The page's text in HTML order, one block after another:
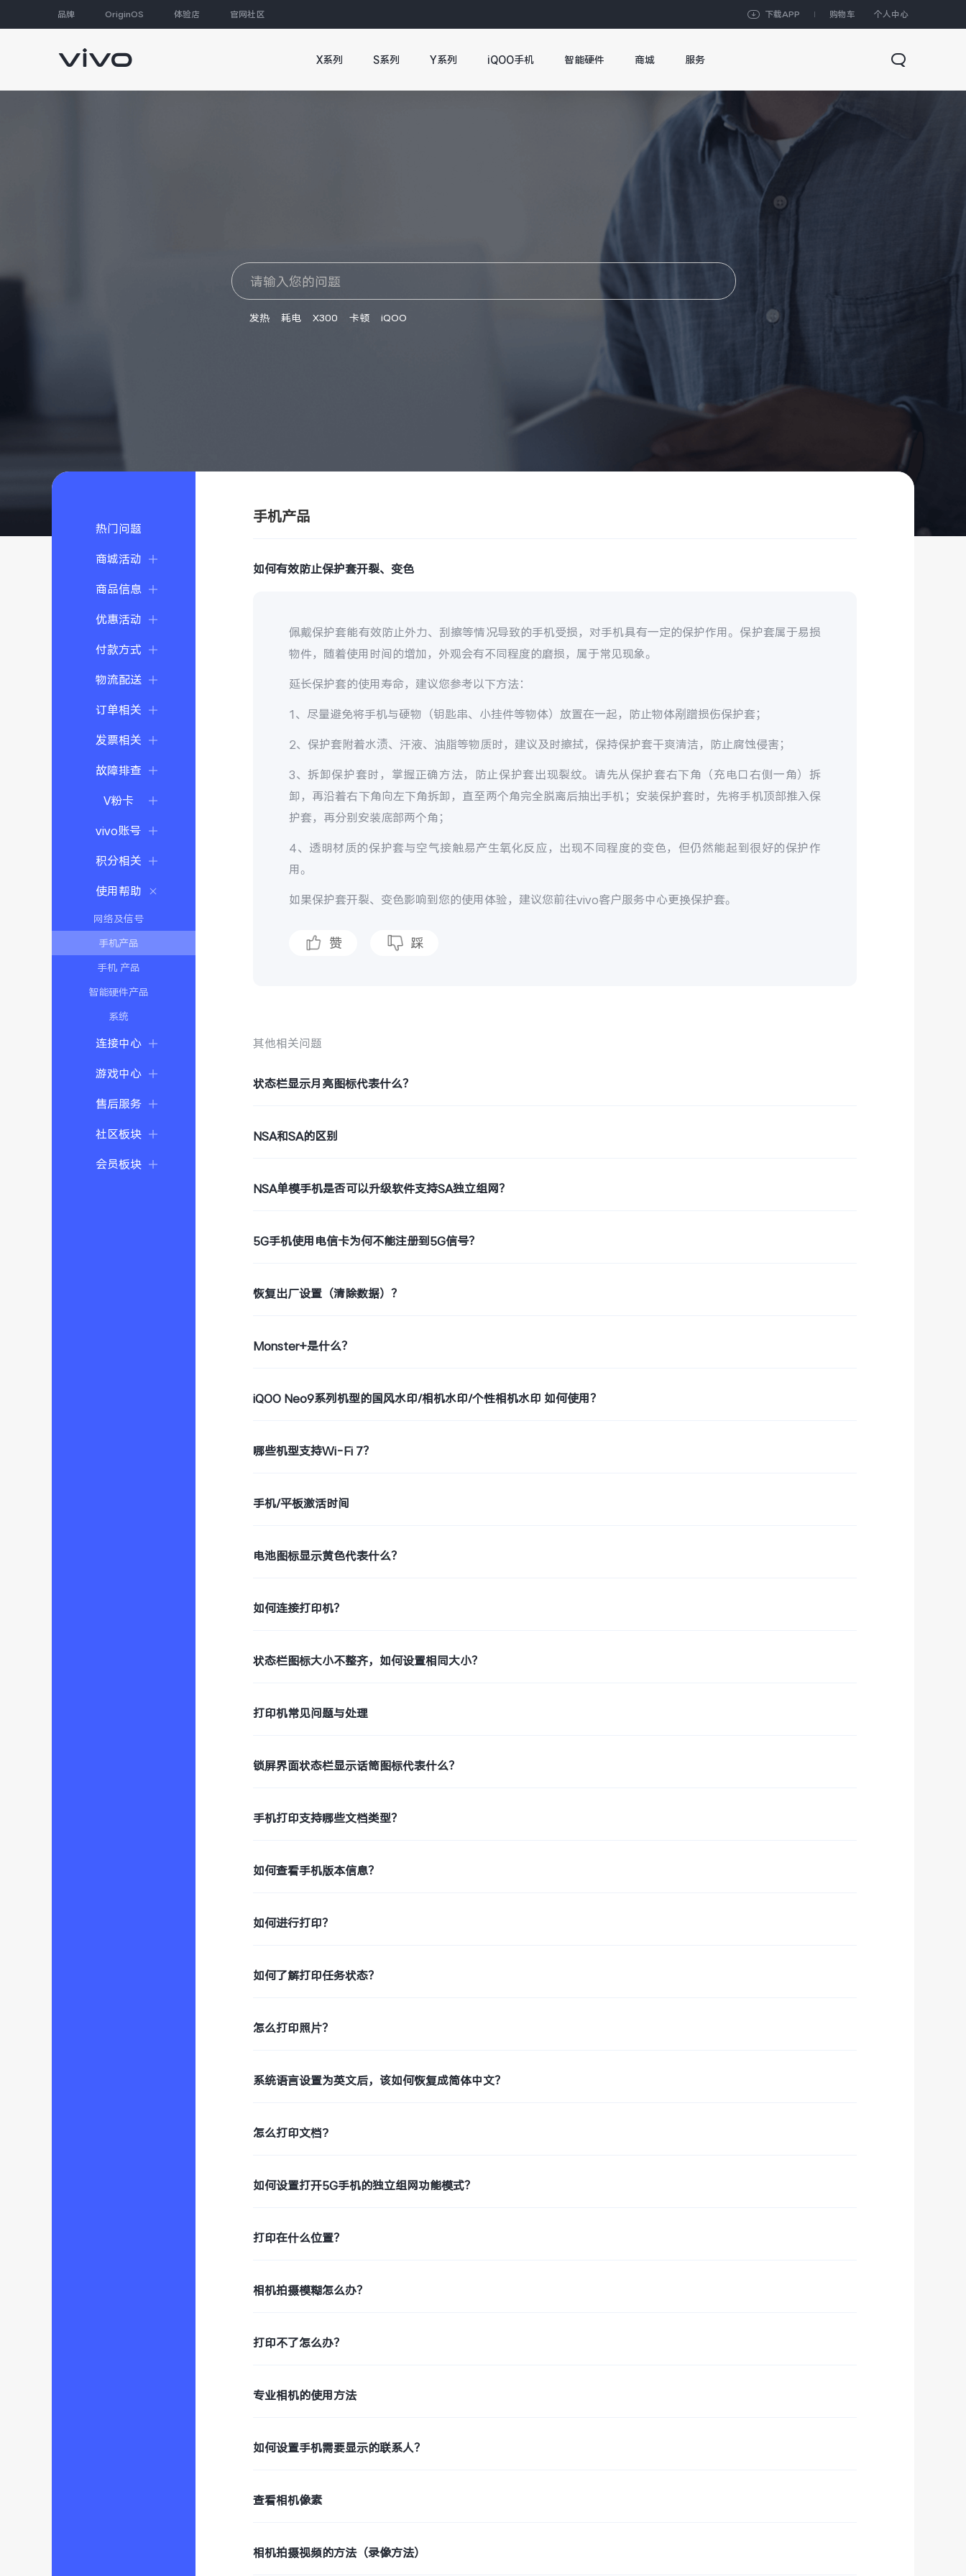
品牌 OriginOS 体验店 官网社区 下载APP 购物车 个人中心
X系列 S系列 Y系列 iQOO手机 智能硬件 商城 服务
发热 耗电 X300 卡顿 iQOO
热门问题
商城活动
商品信息
优惠活动
付款方式
物流配送
订单相关
发票相关
故障排查
V粉卡
vivo账号
积分相关
使用帮助
网络及信号
手机产品
手机 产品
智能硬件产品
系统
连接中心
游戏中心
售后服务
社区板块
会员板块
手机产品
如何有效防止保护套开裂、变色
佩戴保护套能有效防止外力、刮擦等情况导致的手机受损，对手机具有一定的保护作用。保护套属于易损
物件，随着使用时间的增加，外观会有不同程度的磨损，属于常见现象。
延长保护套的使用寿命，建议您参考以下方法：
1、尽量避免将手机与硬物（钥匙串、小挂件等物体）放置在一起，防止物体剐蹭损伤保护套；
2、保护套附着水渍、汗液、油脂等物质时，建议及时擦拭，保持保护套干爽清洁，防止腐蚀侵害；
3、拆卸保护套时，掌握正确方法，防止保护套出现裂纹。请先从保护套右下角（充电口右侧一角）拆
卸，再沿着右下角向左下角拆卸，直至两个角完全脱离后抽出手机；安装保护套时，先将手机顶部推入保
护套，再分别安装底部两个角；
4、透明材质的保护套与空气接触易产生氧化反应，出现不同程度的变色，但仍然能起到很好的保护作
用。
如果保护套开裂、变色影响到您的使用体验，建议您前往vivo客户服务中心更换保护套。
赞 踩
其他相关问题
状态栏显示月亮图标代表什么？
NSA和SA的区别
NSA单模手机是否可以升级软件支持SA独立组网？
5G手机使用电信卡为何不能注册到5G信号？
恢复出厂设置（清除数据）？
Monster+是什么？
iQOO Neo9系列机型的国风水印/相机水印/个性相机水印 如何使用？
哪些机型支持Wi-Fi 7？
手机/平板激活时间
电池图标显示黄色代表什么？
如何连接打印机？
状态栏图标大小不整齐，如何设置相同大小？
打印机常见问题与处理
锁屏界面状态栏显示话筒图标代表什么？
手机打印支持哪些文档类型？
如何查看手机版本信息？
如何进行打印？
如何了解打印任务状态？
怎么打印照片？
系统语言设置为英文后，该如何恢复成简体中文？
怎么打印文档?
如何设置打开5G手机的独立组网功能模式？
打印在什么位置？
相机拍摄模糊怎么办？
打印不了怎么办？
专业相机的使用方法
如何设置手机需要显示的联系人？
查看相机像素
相机拍摄视频的方法（录像方法）